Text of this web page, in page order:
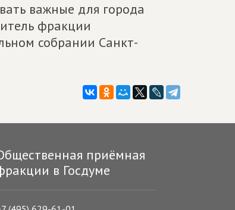
важные для города
фракции
собрании Санкт-
приёмная
в Госдуме